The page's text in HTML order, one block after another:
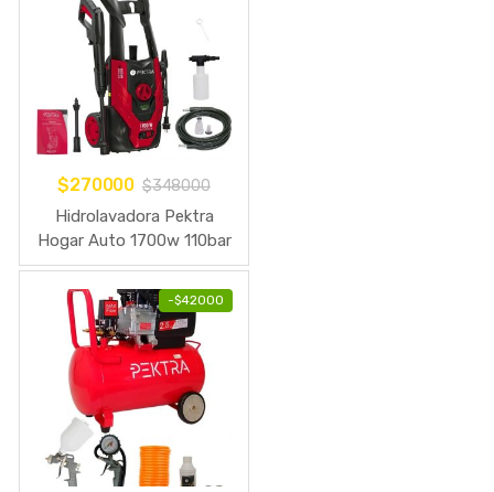
$270000 $348000
Hidrolavadora Pektra
Hogar Auto 1700w 110bar
+ Accesorios
-$42000